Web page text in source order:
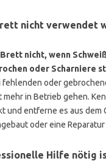
nicht verwendet
nicht, wenn
oder Scharniere
fehlenden oder
mehr in Betrieb gehen.
und entferne es aus dem
oder eine
Hilfe nötig